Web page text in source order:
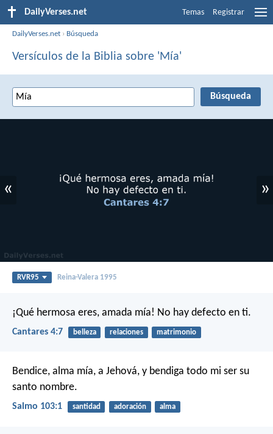
DailyVerses.net Temas Registrar
DailyVerses.net › Búsqueda
Versículos de la Biblia sobre 'Mía'
« »
RVR95 Reina-Valera 1995
¡Qué hermosa eres, amada mía! No hay defecto en ti.
Cantares 4:7 belleza relaciones matrimonio
Bendice, alma mía, a Jehová, y bendiga todo mi ser su
santo nombre.
Salmo 103:1 santidad adoración alma